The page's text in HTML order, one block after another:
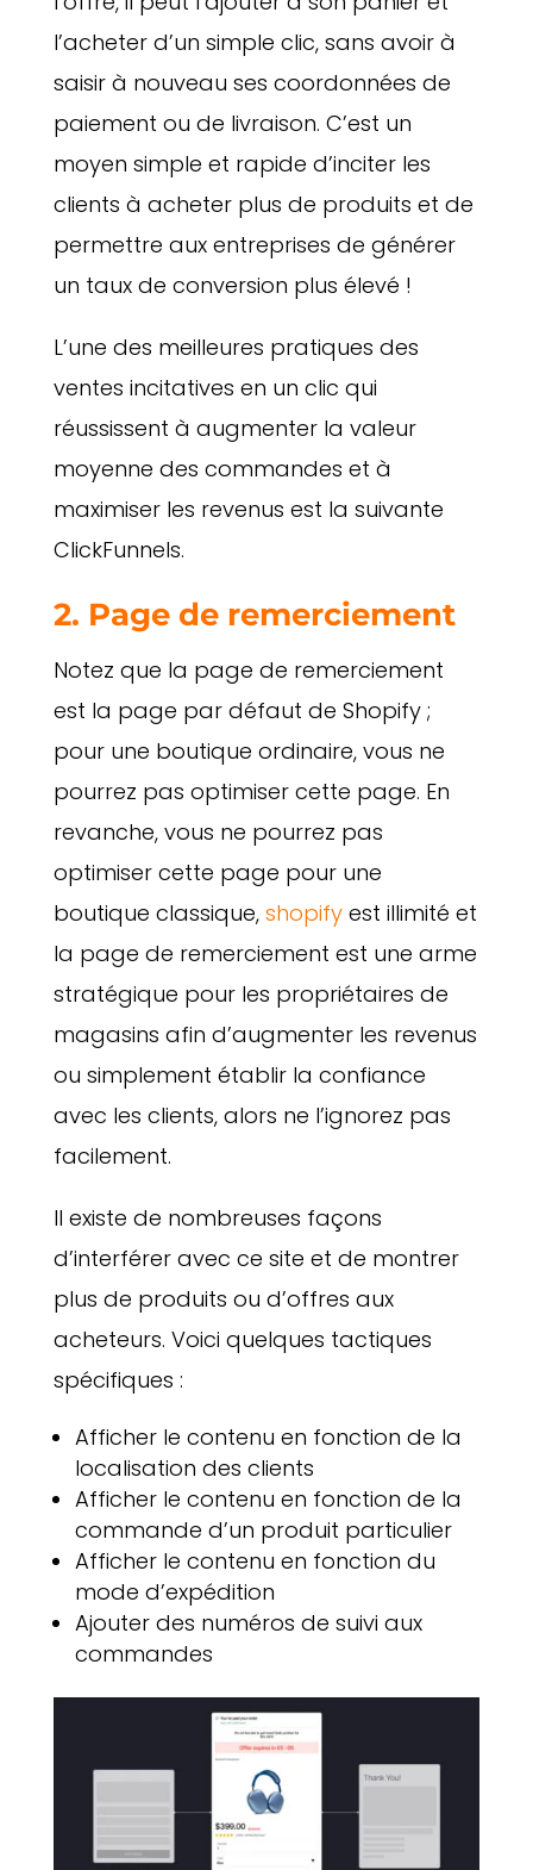
l’acheter d’un simple clic, sans avoir à
saisir à nouveau ses coordonnées de
paiement ou de livraison. C’est un
moyen simple et rapide d’inciter les
clients à acheter plus de produits et de
permettre aux entreprises de générer
un taux de conversion plus élevé !
L’une des meilleures pratiques des
ventes incitatives en un clic qui
réussissent à augmenter la valeur
moyenne des commandes et à
maximiser les revenus est la suivante
ClickFunnels.
2. Page de remerciement
Notez que la page de remerciement
est la page par défaut de Shopify ;
pour une boutique ordinaire, vous ne
pourrez pas optimiser cette page. En
revanche, vous ne pourrez pas
optimiser cette page pour une
boutique classique, shopifyest illimité et
la page de remerciement est une arme
stratégique pour les propriétaires de
magasins afin d’augmenter les revenus
ou simplement établir la confiance
avec les clients, alors ne l’ignorez pas
facilement.
Il existe de nombreuses façons
d’interférer avec ce site et de montrer
plus de produits ou d’offres aux
acheteurs. Voici quelques tactiques
spécifiques :
Afficher le contenu en fonction de la
localisation des clients
Afficher le contenu en fonction de la
commande d’un produit particulier
Afficher le contenu en fonction du
mode d’expédition
Ajouter des numéros de suivi aux
commandes